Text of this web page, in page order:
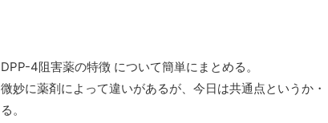
DPP-4阻害薬の特徴 について簡単にまとめる。
微妙に薬剤によって違いがあるが、今日は共通点というか
る。